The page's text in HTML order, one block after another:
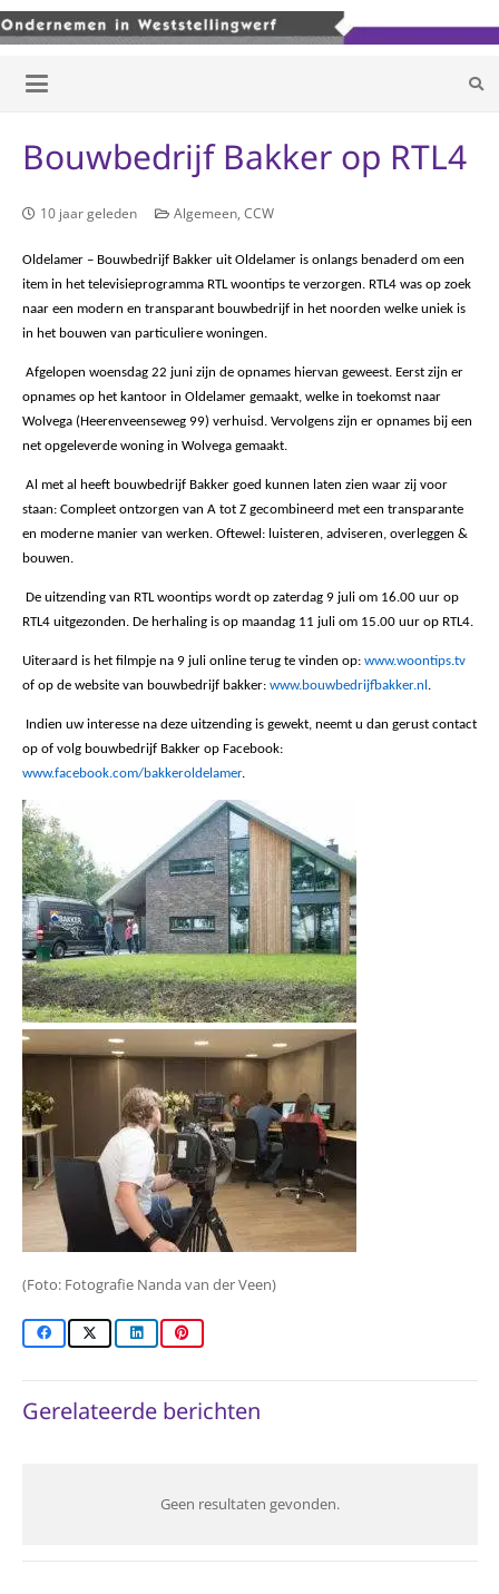
Bouwbedrijf Bakker op RTL4
10 jaar geleden Algemeen ,CCW
Oldelamer – Bouwbedrijf Bakker uit Oldelamer is onlangs benaderd om een
item in het televisieprogramma RTL woontips te verzorgen. RTL4 was op zoek
naar een modern en transparant bouwbedrijf in het noorden welke uniek is
in het bouwen van particuliere woningen.
Afgelopen woensdag 22 juni zijn de opnames hiervan geweest. Eerst zijn er
opnames op het kantoor in Oldelamer gemaakt, welke in toekomst naar
Wolvega (Heerenveenseweg 99) verhuisd. Vervolgens zijn er opnames bij een
net opgeleverde woning in Wolvega gemaakt.
Al met al heeft bouwbedrijf Bakker goed kunnen laten zien waar zij voor
staan: Compleet ontzorgen van A tot Z gecombineerd met een transparante
en moderne manier van werken. Oftewel: luisteren, adviseren, overleggen &
bouwen.
De uitzending van RTL woontips wordt op zaterdag 9 juli om 16.00 uur op
RTL4 uitgezonden. De herhaling is op maandag 11 juli om 15.00 uur op RTL4.
Uiteraard is het filmpje na 9 juli online terug te vinden op: www.woontips.tv
of op de website van bouwbedrijf bakker: www.bouwbedrijfbakker.nl .
Indien uw interesse na deze uitzending is gewekt, neemt u dan gerust contact
op of volg bouwbedrijf Bakker op Facebook:
www.facebook.com/bakkeroldelamer.
(Foto: Fotografie Nanda van der Veen)
Gerelateerde berichten
Geen resultaten gevonden.